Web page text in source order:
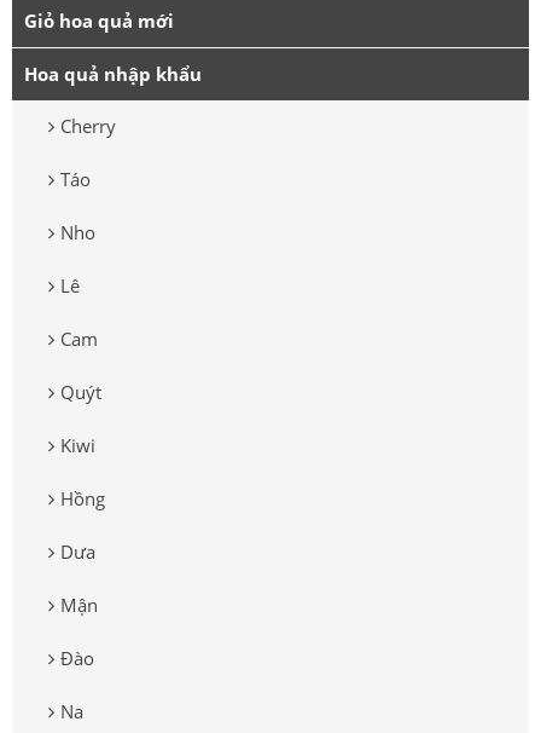
Giỏ hoa quả mới
Hoa quả nhập khẩu
Cherry
Táo
Nho
Lê
Cam
Quýt
Kiwi
Hồng
Dưa
Mận
Đào
Na